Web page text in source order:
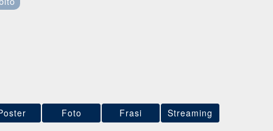
Foto Frasi Streaming